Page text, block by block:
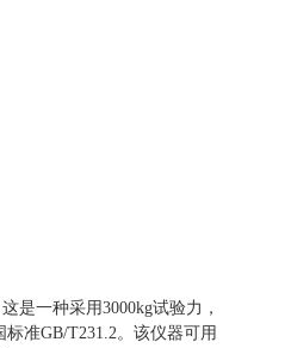
是一种采用3000kg试验力，
标准GB/T231.2。该仪器可用